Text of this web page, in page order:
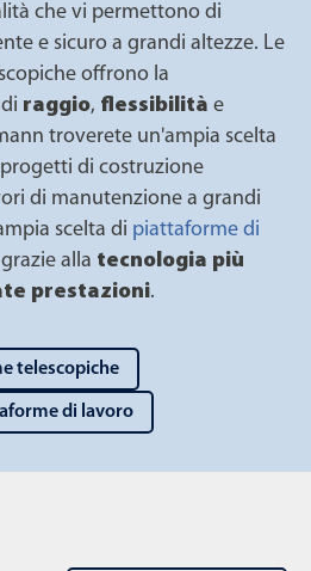
che vi permettono di
e sicuro a grandi altezze. Le
offrono la
raggio, flessibilità e
troverete un'ampia scelta
di costruzione
di manutenzione a grandi
scelta di piattaforme di
alla tecnologia più
prestazioni.
telescopiche
di lavoro